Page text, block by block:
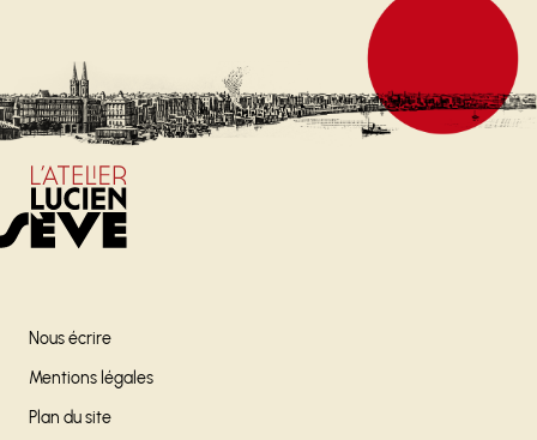
Nous écrire
Mentions légales
Plan du site